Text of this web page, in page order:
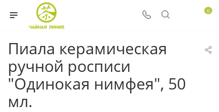
0
Пиала керамическая
ручной росписи
"Одинокая нимфея", 50
мл.